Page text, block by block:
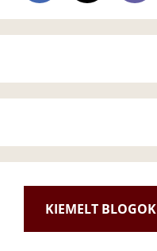
KIEMELT BLOGOK